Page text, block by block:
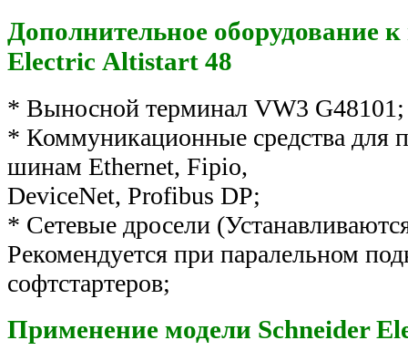
Дополнительное оборудование
Electric Altistart 48
* Выносной терминал VW3 G48101;
* Коммуникационные средства для
шинам Ethernet, Fipio,
DeviceNet, Profibus DP;
* Сетевые дросели
Рекомендуется при паралельном
софтстартеров;
Применение модели Schneider